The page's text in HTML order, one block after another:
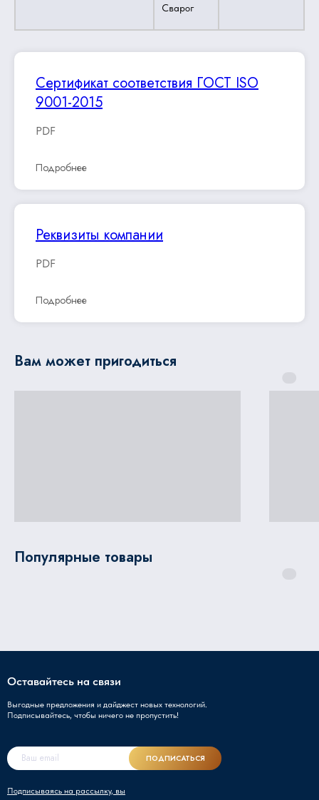
Сварог
Сертификат соответствия ГОСТ ISO
9001-2015
PDF
Подробнее
Реквизиты компании
PDF
Подробнее
Вам может пригодиться
Популярные товары
Оставайтесь на связи
Выгодные предложения и дайджест новых технологий.
Подписывайтесь, чтобы ничего не пропустить!
Подписываясь на рассылку, вы
ПОДПИСАТЬСЯ